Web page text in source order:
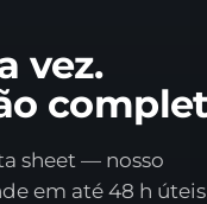
vez.
sheet — nosso
em até 48 h úteis